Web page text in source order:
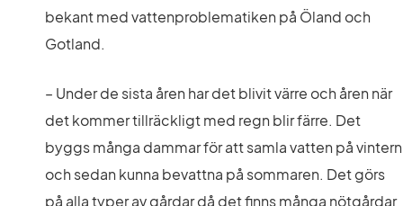
bekant med vattenproblematiken på Öland och
Gotland.
– Under de sista åren har det blivit värre och åren när
det kommer tillräckligt med regn blir färre. Det
byggs många dammar för att samla vatten på vintern
och sedan kunna bevattna på sommaren. Det görs
på alla typer av gårdar då det finns många nötgårdar